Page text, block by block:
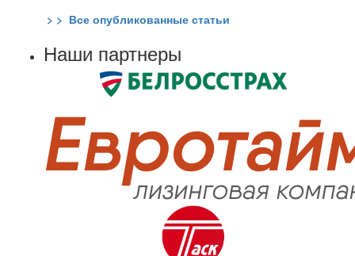
> > Все опубликованные статьи
Наши партнеры